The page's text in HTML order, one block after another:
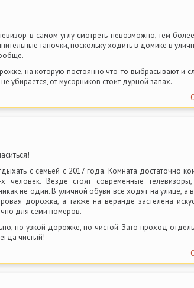
в самом углу смотреть невозможно, тем
тапочки, поскольку ходить в домике в
на которую постоянно что-то выбрасывают и
убирается, от мусорников стоит дурной запах.
с семьей с 2017 года. Комната достаточно
Везде стоят современные телевизоры,
не один. В уличной обуви все ходят на улице, а
дорожка, а также на веранде застелена
для семи номеров.
по узкой дорожке, но чистой. Зато проход
чистый!